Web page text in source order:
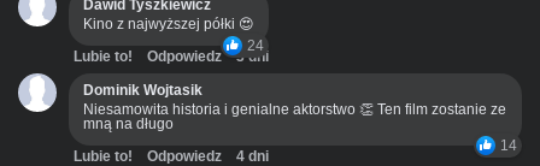
Dawid Tyszkiewicz
Kino z najwyższej półki 😍
24
Lubie to! Odpowiedz
3 dni
Dominik Wojtasik
Niesamowita historia i genialne aktorstwo 👏 Ten film zostanie ze
mną na długo
14
Lubie to! Odpowiedz
4 dni